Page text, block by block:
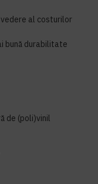
al costurilor
bună durabilitate
de (poli)vinil